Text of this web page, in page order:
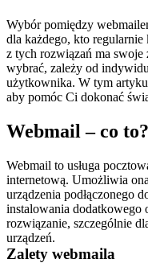
Wybór pomiędzy
dla każdego, kto
z tych rozwiązań ma
wybrać, zależy od
użytkownika. W tym
aby pomóc Ci dokonać
Webmail – co to?
Webmail to usługa
internetową. Umożliwia
urządzenia podłączonego
instalowania dodatkowego
rozwiązanie, szczególnie
urządzeń.
Zalety webmaila